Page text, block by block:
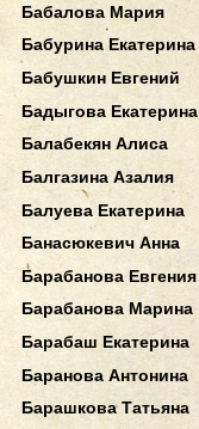
Бабалова Мария
Бабурина Екатерина
Бабушкин Евгений
Бадыгова Екатерина
Балабекян Алиса
Балгазина Азалия
Балуева Екатерина
Банасюкевич Анна
Барабанова Евгения
Барабанова Марина
Барабаш Екатерина
Баранова Антонина
Барашкова Татьяна